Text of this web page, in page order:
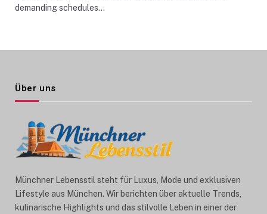
demanding schedules…
Über uns
Münchner Lebensstil steht für Luxus, Mode und exklusiven
Lifestyle aus München. Wir berichten über aktuelle Trends,
kulinarische Highlights und das stilvolle Leben in einer der